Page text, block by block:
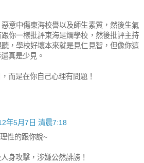
意中傷東海校譽以及師生素質，然後生氣
你一樣批評東海是爛學校，然後批評主持
，學校好壞本來就是見仁見智，但像你這
真是少見。
而是在你自己心理有問題！
年5月7日 清晨7:18
性的跟你說~
身攻擊，涉嫌公然誹謗！